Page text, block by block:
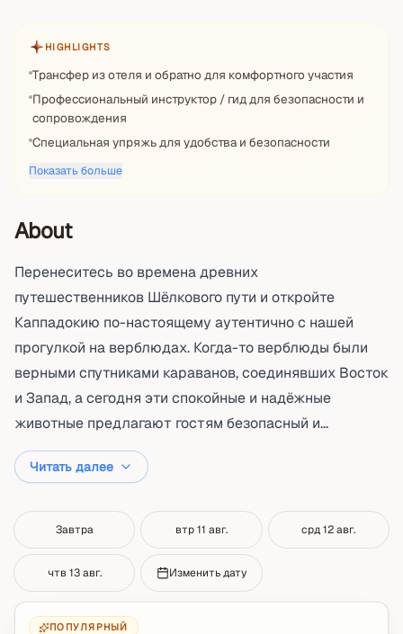
HIGHLIGHTS
Трансфер из отеля и обратно для комфортного участия
Профессиональный инструктор / гид для безопасности и
сопровождения
Специальная упряжь для удобства и безопасности
Показать больше
About
Перенеситесь во времена древних
путешественников Шёлкового пути и откройте
Каппадокию по-настоящему аутентично с нашей
прогулкой на верблюдах. Когда-то верблюды были
верными спутниками караванов, соединявших Восток
и Запад, а сегодня эти спокойные и надёжные
животные предлагают гостям безопасный и...
Читать далее
Завтра втр 11 авг. срд 12 авг.
чтв 13 авг. Изменить дату
ПОПУЛЯРНЫЙ